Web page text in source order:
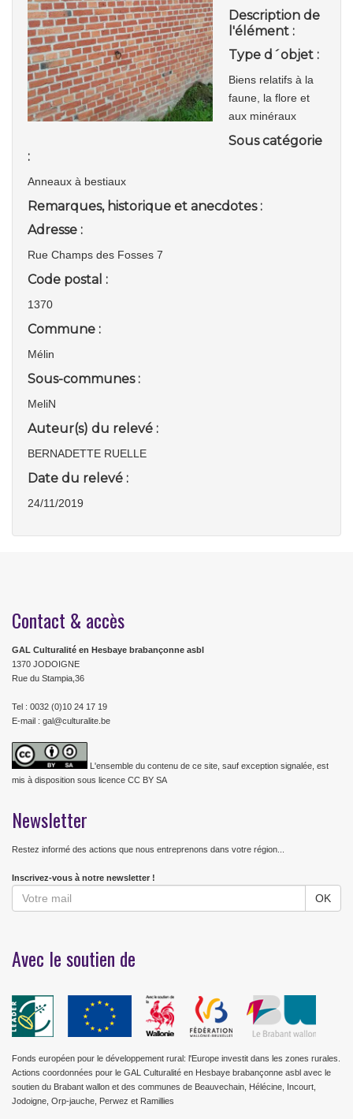
Description de
l'élément :
Type d´objet :
Biens relatifs à la
faune, la flore et
aux minéraux
Sous catégorie
:
Anneaux à bestiaux
Remarques, historique et anecdotes :
Adresse :
Rue Champs des Fosses 7
Code postal :
1370
Commune :
Mélin
Sous-communes :
MeliN
Auteur(s) du relevé :
BERNADETTE RUELLE
Date du relevé :
24/11/2019
Contact & accès
GAL Culturalité en Hesbaye brabançonne asbl
1370 JODOIGNE
Rue du Stampia,36
Tel : 0032 (0)10 24 17 19
E-mail : gal@culturalite.be
L'ensemble du contenu de ce site, sauf exception signalée, est
mis à disposition sous licence CC BY SA
Newsletter
Restez informé des actions que nous entreprenons dans votre région...
Inscrivez-vous à notre newsletter !
Avec le soutien de
Fonds européen pour le développement rural: l'Europe investit dans les zones rurales.
Actions coordonnées pour le GAL Culturalité en Hesbaye brabançonne asbl avec le
soutien du Brabant wallon et des communes de Beauvechain, Hélécine, Incourt,
Jodoigne, Orp-jauche, Perwez et Ramillies